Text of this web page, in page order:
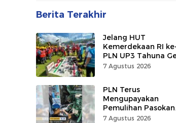
Berita Terakhir
Jelang HUT
Kemerdekaan RI
PLN UP3 Tahuna
Apel dan Inspeksi
7 Agustus 2026
PLN Terus
Mengupayakan
Pemulihan Pasokan
Listrik di Pulau
7 Agustus 2026